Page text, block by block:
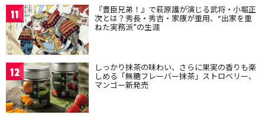
11 『豊臣兄弟！』で萩原護が演じる武将・小堀正
次とは？秀長・秀吉・家康が重用、“出家を重
ねた実務派”の生涯
12 しっかり抹茶の味わい、さらに果実の香りも楽
しめる「無糖フレーバー抹茶」ストロベリー、
マンゴー新発売